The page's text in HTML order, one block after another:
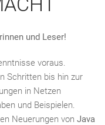
und Leser!
voraus.
Schritten bis hin zur
in Netzen
und Beispielen.
Neuerungen von Java